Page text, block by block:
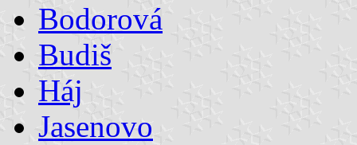
Bodorová
Budiš
Háj
Jasenovo